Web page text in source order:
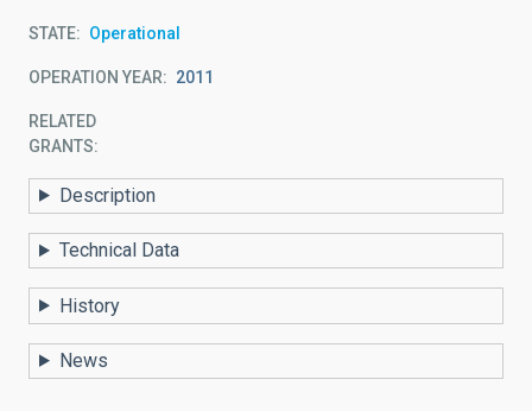
STATE Operational
OPERATION YEAR 2011
RELATED
GRANTS:
Description
Technical Data
History
News